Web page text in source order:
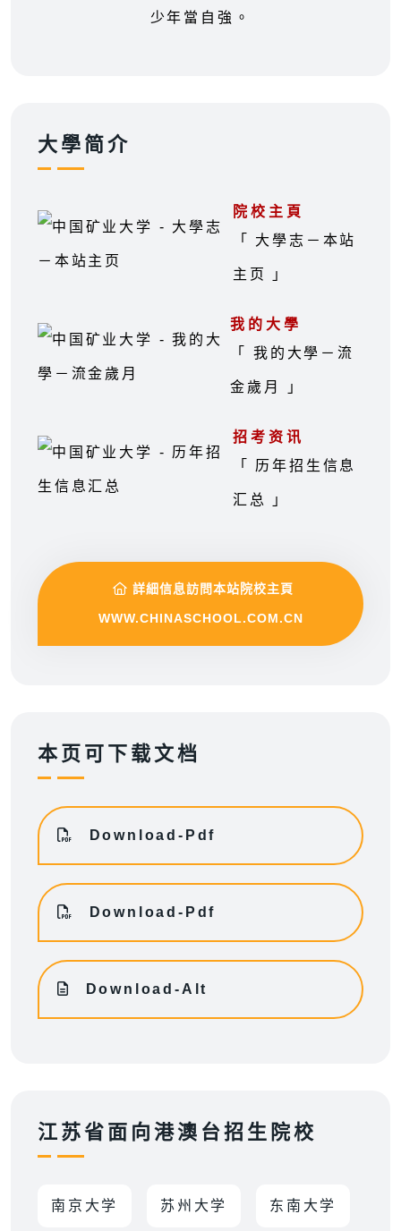
少年當自強。
大學简介
院校主頁
「 大學志－本站
主页 」
我的大學
「 我的大學－流
金歲月 」
招考资讯
「 历年招生信息
汇总 」
詳細信息訪問本站院校主頁
WWW.CHINASCHOOL.COM.CN
本页可下载文档
Download-Pdf
Download-Pdf
Download-Alt
江苏省面向港澳台招生院校
南京大学 苏州大学 东南大学